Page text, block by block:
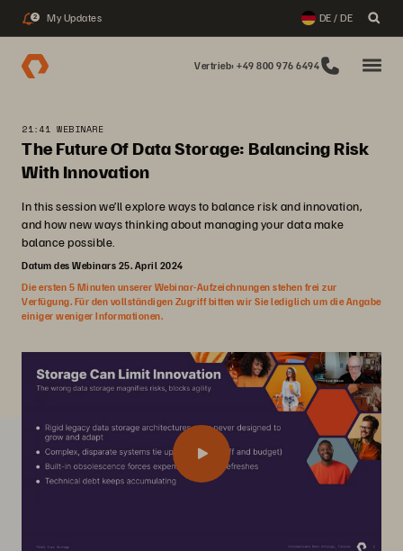
2 My Updates DE / DE
Vertrieb: +49 800 976 6494
21:41 WEBINARE
The Future Of Data Storage: Balancing Risk
With Innovation
In this session we’ll explore ways to balance risk and innovation,
and how new ways thinking about managing your data make
balance possible.
Datum des Webinars 25. April 2024
Die ersten 5 Minuten unserer Webinar-Aufzeichnungen stehen frei zur
Verfügung. Für den vollständigen Zugriff bitten wir Sie lediglich um die Angabe
einiger weniger Informationen.